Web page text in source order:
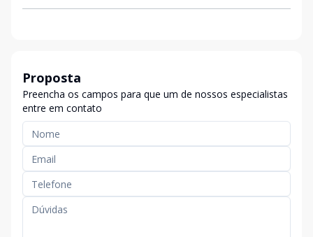
Proposta
Preencha os campos para que um de nossos especialistas
entre em contato